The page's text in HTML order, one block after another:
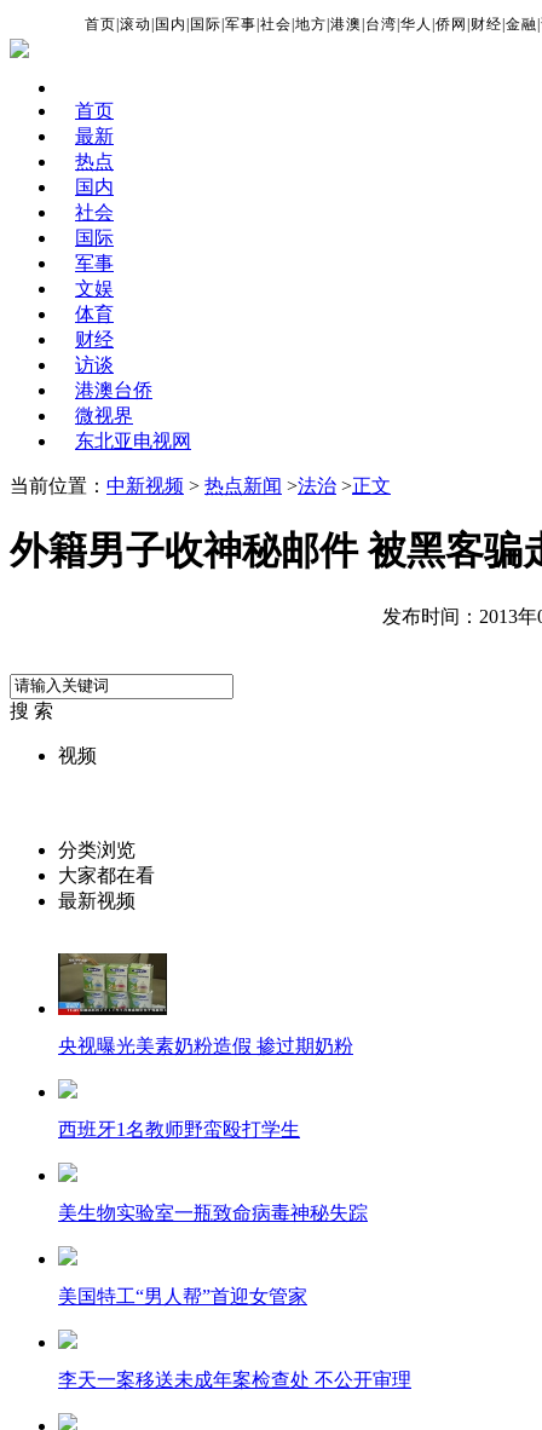
首页 |滚动 国内 国际 |军事 |社会 |地方 |港澳 台湾 |华人 |侨网 财经 |金融 |
首页
最新
热点
国内
社会
国际
军事
文娱
体育
财经
访谈
港澳台侨
微视界
东北亚电视网
当前位置： 中新视频 > 热点新闻 >法治 >正文
外籍男子收神秘邮件 被黑客骗
发布时间：2013年
搜 索
视频
分类浏览
大家都在看
最新视频
央视曝光美素奶粉造假 掺过期奶粉
西班牙1名教师野蛮殴打学生
美生物实验室一瓶致命病毒神秘失踪
美国特工“男人帮”首迎女管家
李天一案移送未成年案检查处 不公开审理